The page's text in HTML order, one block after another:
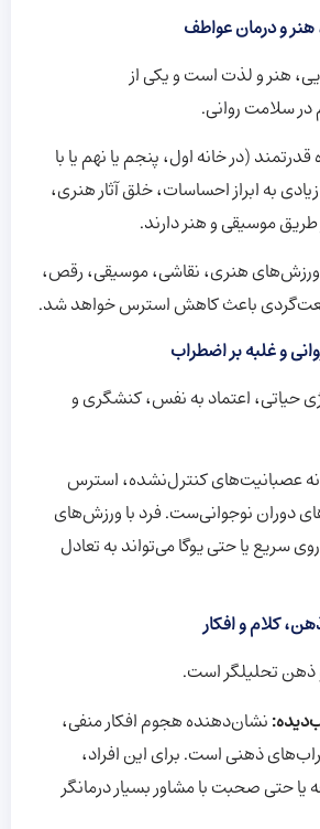
هنر و لذت است و یکی از
سلامت روانی.
قدرتمند (در خانه اول، پنجم یا نهم یا با
به ابراز احساسات، خلق آثار هنری،
طریق موسیقی و هنر دارند.
ورزش‌های هنری، نقاشی، موسیقی، رقص،
باعث کاهش استرس خواهد شد.
حیاتی، اعتماد به نفس، کنشگری و
عصبانیت‌های کنترل‌نشده، استرس
دوران نوجوانی‌ست. فرد با ورزش‌های
سریع یا حتی یوگا می‌تواند به تعادل
ذهن تحلیلگر است.
نشان‌دهنده هجوم افکار منفی،
ذهنی است. برای این افراد،
یا حتی صحبت با مشاور بسیار درمانگر